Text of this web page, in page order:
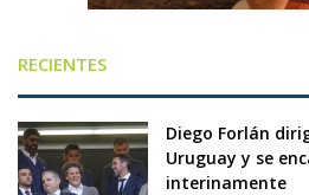
RECIENTES
Diego Forlán
Uruguay y se
interinamente